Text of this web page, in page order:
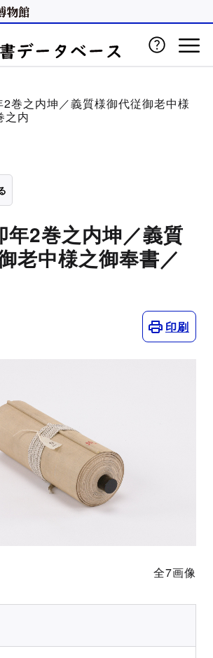
2巻之内坤／義質様御代従御老中様
之内
年2巻之内坤／義質
老中様之御奉書／
印刷
全7画像